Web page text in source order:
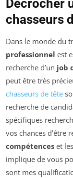
Décrocher
chasseurs
Dans le monde du
professionnel est
recherche d’un job
peut être très
chasseurs de tête
recherche de
spécifiques
vos chances d’être
compétences et
implique de vous
sont mes